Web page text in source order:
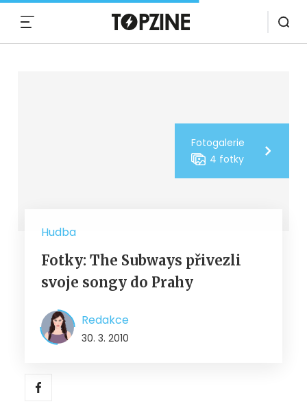
Fotogalerie
4 fotky
Hudba
Fotky: The Subways přivezli
svoje songy do Prahy
Redakce
30. 3. 2010